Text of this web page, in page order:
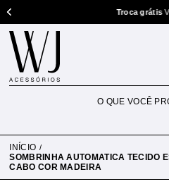
Troca grátis
INÍCIO
SOMBRINHA AUTOMATICA TECIDO
CABO COR MADEIRA